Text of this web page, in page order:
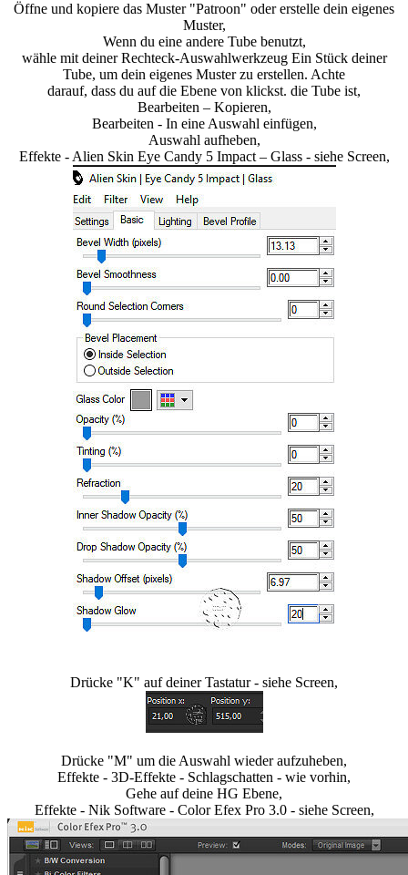
Öffne und kopiere das Muster "Patroon" oder erstelle dein eigenes
Muster,
Wenn du eine andere Tube benutzt,
wähle mit deiner Rechteck-Auswahlwerkzeug Ein Stück deiner
Tube, um dein eigenes Muster zu erstellen. Achte
darauf, dass du auf die Ebene von klickst. die Tube ist,
Bearbeiten – Kopieren,
Bearbeiten - In eine Auswahl einfügen,
Auswahl aufheben,
Effekte - Alien Skin Eye Candy 5 Impact – Glass - siehe Screen,
Drücke "K" auf deiner Tastatur - siehe Screen,
Drücke "M" um die Auswahl wieder aufzuheben,
Effekte - 3D-Effekte - Schlagschatten - wie vorhin,
Gehe auf deine HG Ebene,
Effekte - Nik Software - Color Efex Pro 3.0 - siehe Screen,